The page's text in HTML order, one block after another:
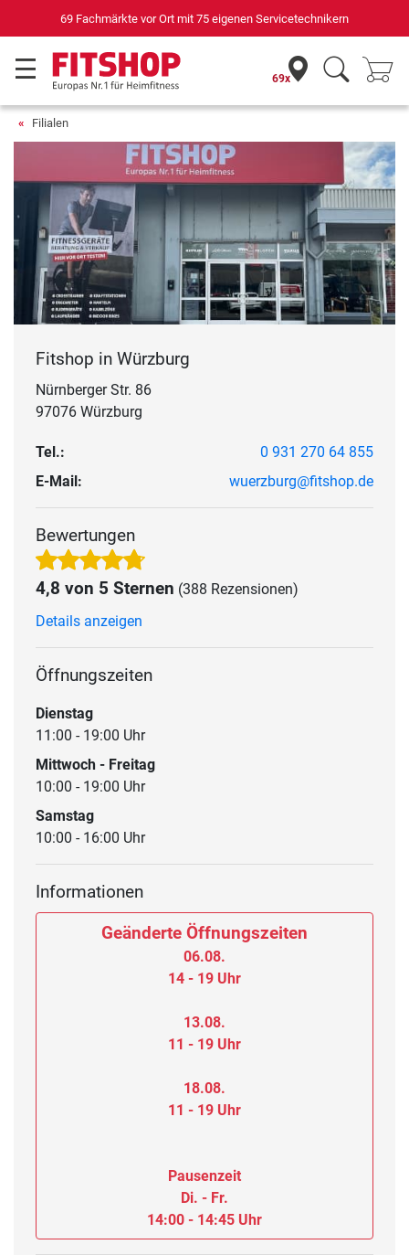
69 Fachmärkte vor Ort mit 75 eigenen Servicetechnikern
69x
Filialen
Fitshop in Würzburg
Nürnberger Str. 86
97076 Würzburg
Tel.:
0 931 270 64 855
E-Mail:
wuerzburg@fitshop.de
Bewertungen
4,8 von 5 Sternen (388 Rezensionen)
Details anzeigen
Öffnungszeiten
Dienstag
11:00 - 19:00 Uhr
Mittwoch - Freitag
10:00 - 19:00 Uhr
Samstag
10:00 - 16:00 Uhr
Informationen
Geänderte Öffnungszeiten
06.08.
14 - 19 Uhr
13.08.
11 - 19 Uhr
18.08.
11 - 19 Uhr
Pausenzeit
Di. - Fr.
14:00 - 14:45 Uhr